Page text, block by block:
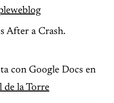
After a Crash.
con Google Docs en
de la Torre